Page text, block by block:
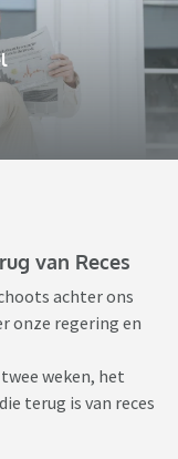
van Reces
achter ons
onze regering en
weken, het
terug is van reces